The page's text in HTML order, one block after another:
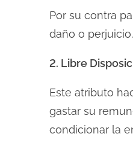
a
d
l
a
e
Por su contra
daño o perjuicio.
2. Libre
Este atributo
gastar su
condicionar la